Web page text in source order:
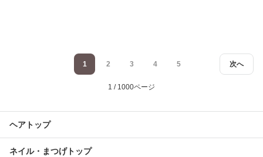
次へ
1 2 3 4 5
1 / 1000ページ
ヘアトップ
ネイル・まつげトップ